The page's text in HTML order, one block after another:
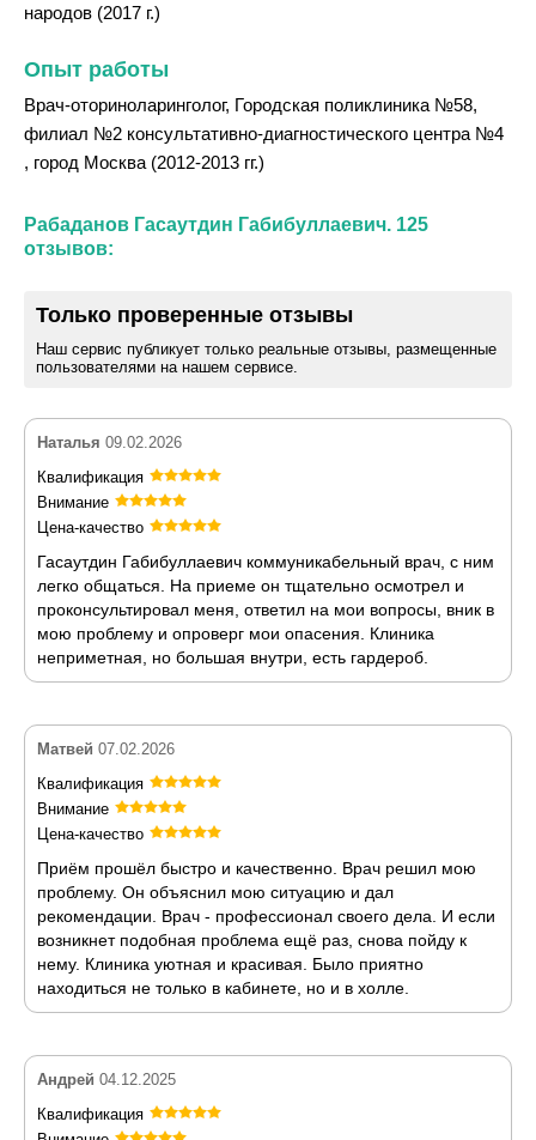
народов (2017 г.)
Опыт работы
Врач-оториноларинголог, Городская поликлиника №58,
филиал №2 консультативно-диагностического центра №4
, город Москва (2012-2013 гг.)
Рабаданов Гасаутдин Габибуллаевич. 125
отзывов:
Только проверенные отзывы
Наш сервис публикует только реальные отзывы, размещенные
пользователями на нашем сервисе.
Наталья 09.02.2026
Квалификация
Внимание
Цена-качество
Гасаутдин Габибуллаевич коммуникабельный врач, с ним
легко общаться. На приеме он тщательно осмотрел и
проконсультировал меня, ответил на мои вопросы, вник в
мою проблему и опроверг мои опасения. Клиника
неприметная, но большая внутри, есть гардероб.
Матвей 07.02.2026
Квалификация
Внимание
Цена-качество
Приём прошёл быстро и качественно. Врач решил мою
проблему. Он объяснил мою ситуацию и дал
рекомендации. Врач - профессионал своего дела. И если
возникнет подобная проблема ещё раз, снова пойду к
нему. Клиника уютная и красивая. Было приятно
находиться не только в кабинете, но и в холле.
Андрей 04.12.2025
Квалификация